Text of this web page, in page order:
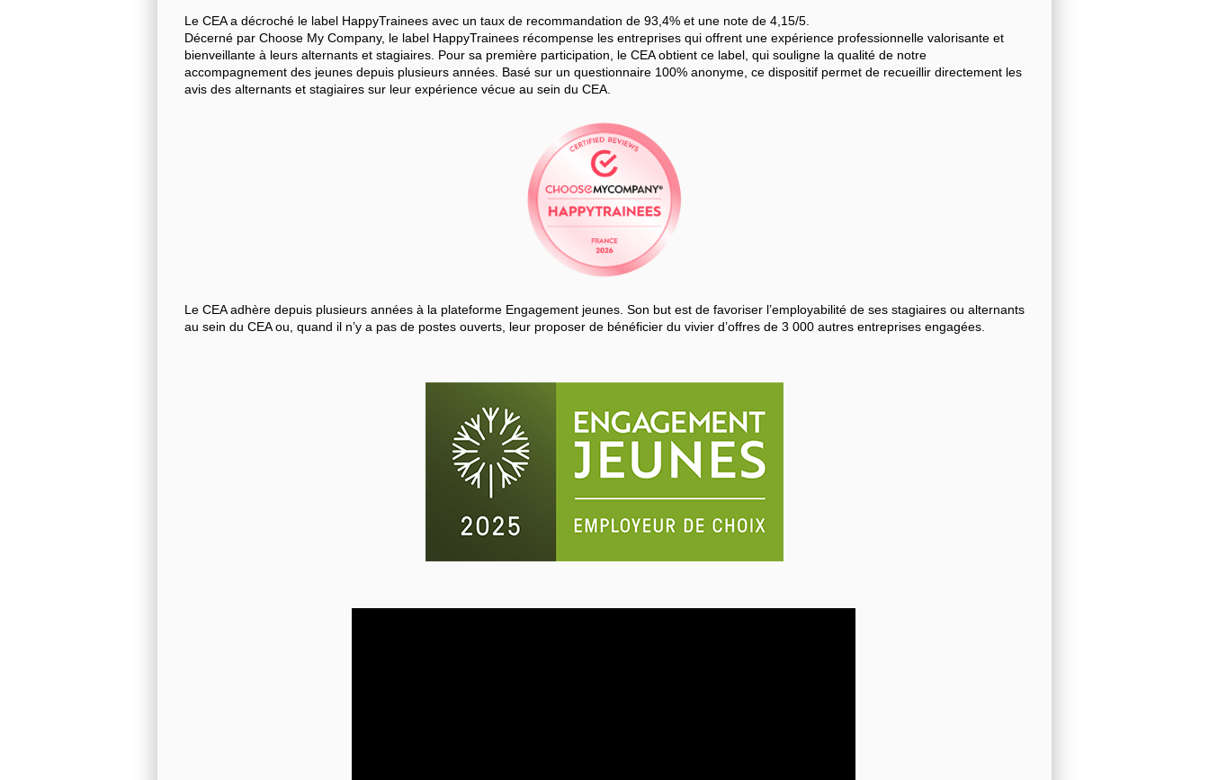
Le CEA a décroché le label HappyTrainees avec un taux de recommandation de 93,4% et une note de 4,15/5.
Décerné par Choose My Company, le label HappyTrainees récompense les entreprises qui offrent une expérience professionnelle valorisante et
bienveillante à leurs alternants et stagiaires. Pour sa première participation, le CEA obtient ce label, qui souligne la qualité de notre
accompagnement des jeunes depuis plusieurs années. Basé sur un questionnaire 100% anonyme, ce dispositif permet de recueillir directement les
avis des alternants et stagiaires sur leur expérience vécue au sein du CEA.
Le CEA adhère depuis plusieurs années à la plateforme Engagement jeunes. Son but est de favoriser l’employabilité de ses stagiaires ou alternants
au sein du CEA ou, quand il n’y a pas de postes ouverts, leur proposer de bénéficier du vivier d’offres de 3 000 autres entreprises engagées.